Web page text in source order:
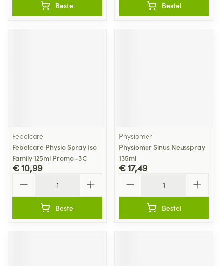
Bestel Bestel
Febelcare
Febelcare Physio Spray Iso
Family 125ml Promo -3€
€ 10,99
Bestel
Physiomer
Physiomer Sinus Neusspray
135ml
€ 17,49
Bestel